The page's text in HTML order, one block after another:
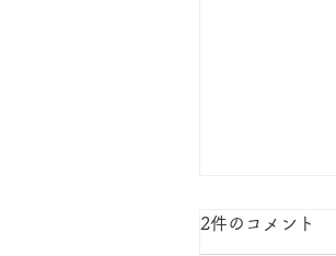
私たちの今。
2件のコメント